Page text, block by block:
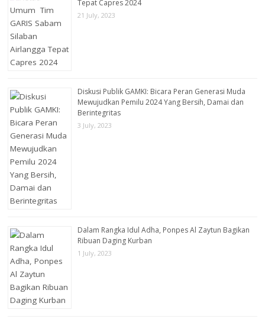
Tepat Capres 2024
21 July, 2023
Diskusi Publik GAMKI: Bicara Peran Generasi Muda
Mewujudkan Pemilu 2024 Yang Bersih, Damai dan
Berintegritas
3 July, 2023
Dalam Rangka Idul Adha, Ponpes Al Zaytun Bagikan
Ribuan Daging Kurban
1 July, 2023